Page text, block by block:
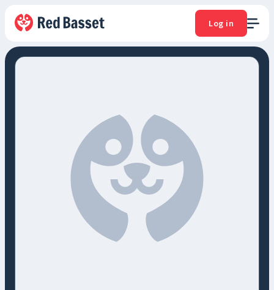
Log in